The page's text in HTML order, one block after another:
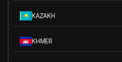
KAZAKH
KHMER